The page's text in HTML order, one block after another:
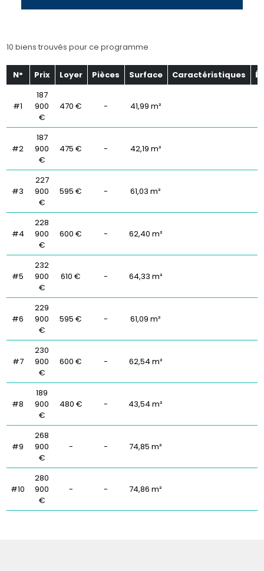
10 biens trouvés pour ce programme
N° Prix Loyer Pièces Surface Caractéristiques
#1
187
900
€
470 € - 41,99 m²
#2
187
900
€
475 € - 42,19 m²
#3
227
900
€
595 € - 61,03 m²
#4
228
900
€
600 € - 62,40 m²
#5
232
900
€
610 € - 64,33 m²
#6
229
900
€
595 € - 61,09 m²
#7
230
900
€
600 € - 62,54 m²
#8
189
900
€
480 € - 43,54 m²
#9
268
900
€
- - 74,85 m²
#10
280
900
€
- - 74,86 m²